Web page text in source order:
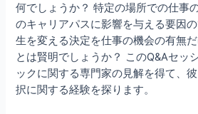
何でしょうか？ 特定の場所での仕事
のキャリアパスに影響を与える要因
生を変える決定を仕事の機会の有無
とは賢明でしょうか？ このQ&Aセッ
ックに関する専門家の見解を得て、
択に関する経験を探ります。